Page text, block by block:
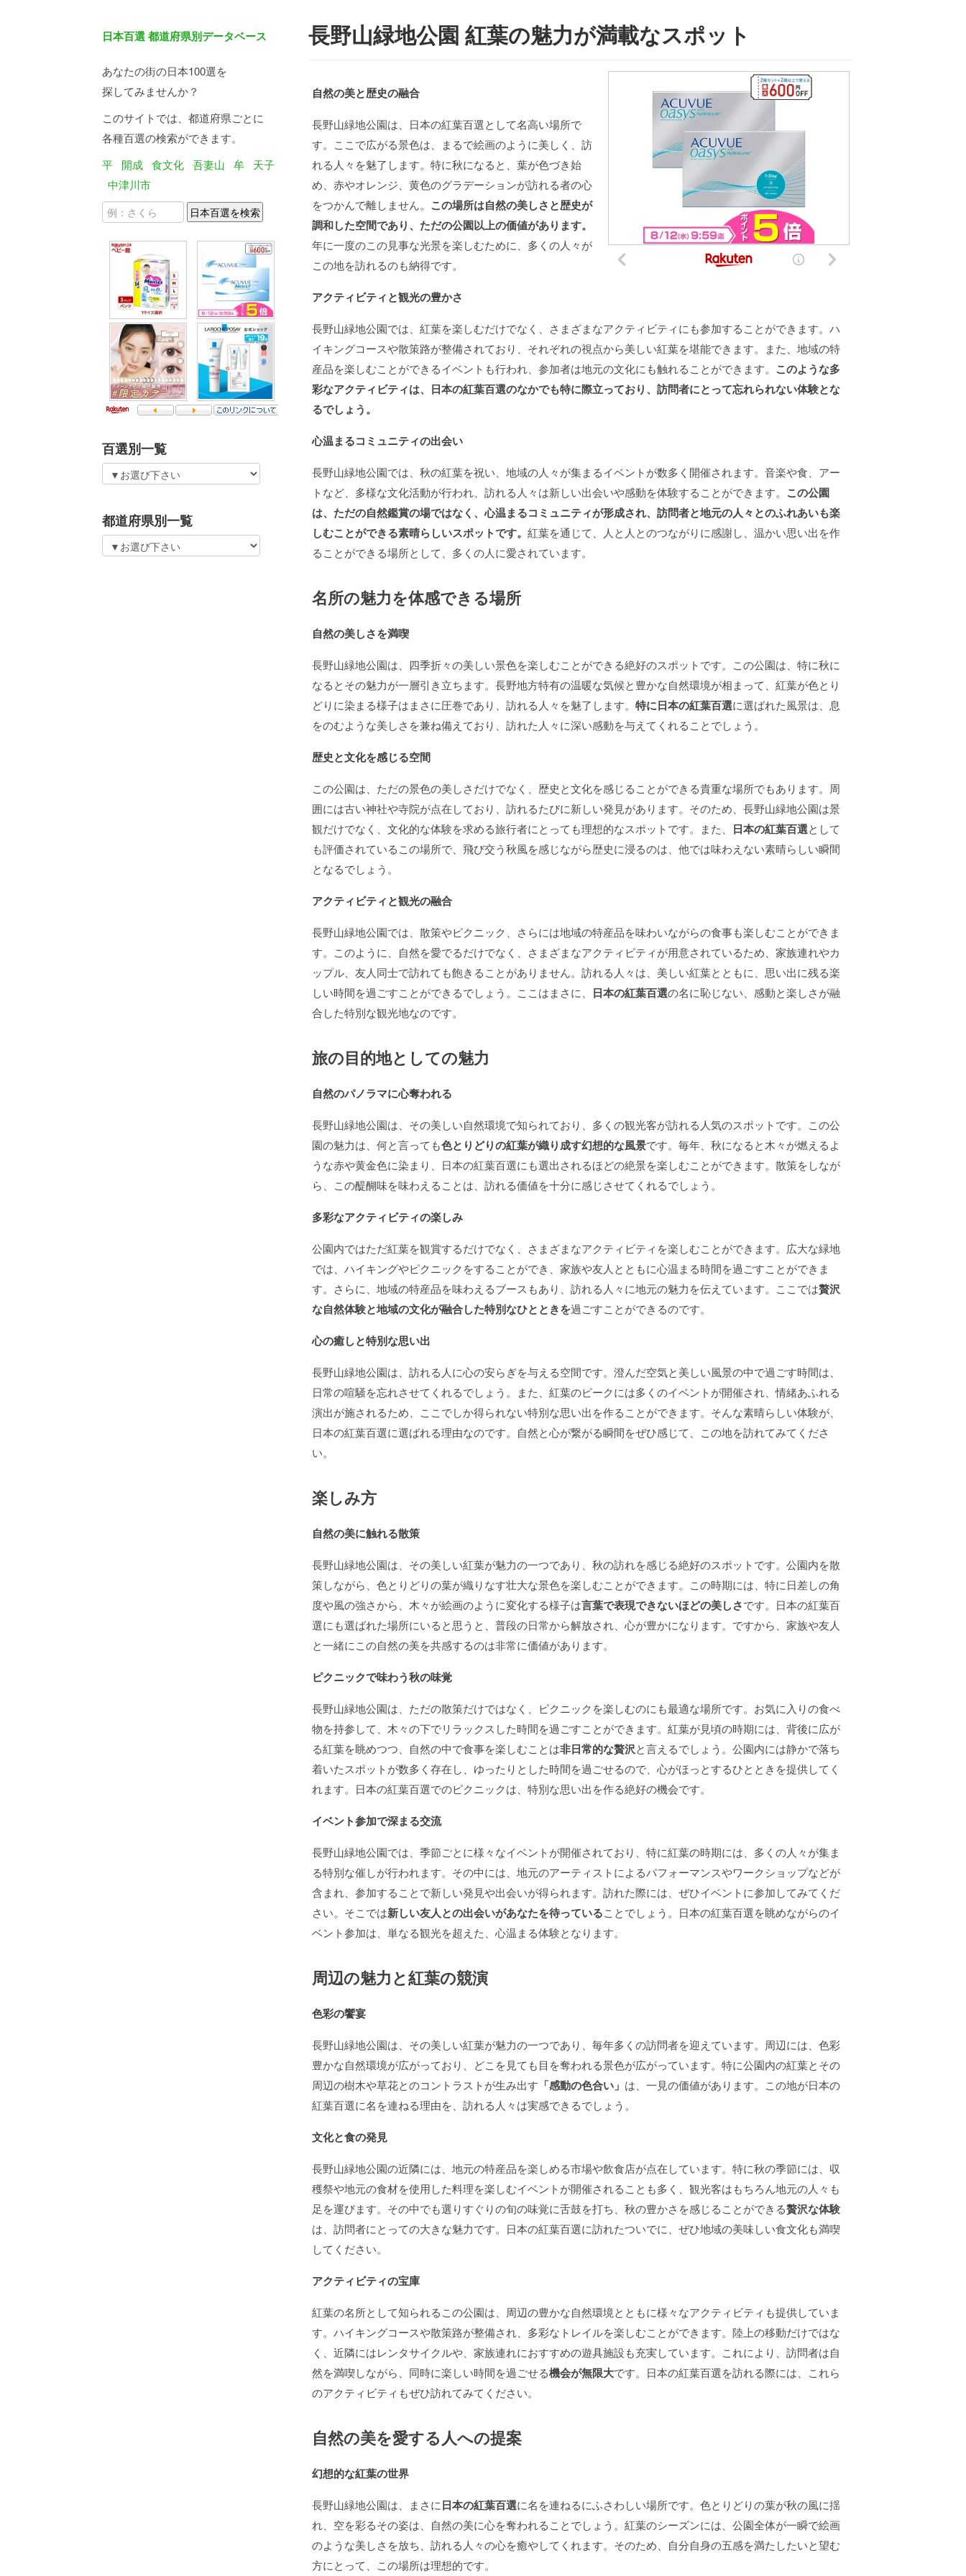
日本百選 都道府県別データベース
あなたの街の日本100選を
探してみませんか？
このサイトでは、都道府県ごとに
各種百選の検索ができます。
平
開成 食文化 吾妻山 牟
天子
中津川市
百選別一覧
都道府県別一覧
長野山緑地公園 紅葉の魅力が満載なスポット
自然の美と歴史の融合
長野山緑地公園は、日本の紅葉百選として名高い場所で
す。ここで広がる景色は、まるで絵画のように美しく、訪
れる人々を魅了します。特に秋になると、葉が色づき始
め、赤やオレンジ、黄色のグラデーションが訪れる者の心
をつかんで離しません。 この場所は自然の美しさと歴史が
調和した空間であり、ただの公園以上の価値があります。
年に一度のこの見事な光景を楽しむために、多くの人々が
この地を訪れるのも納得です。
アクティビティと観光の豊かさ
長野山緑地公園では、紅葉を楽しむだけでなく、さまざまなアクティビティにも参加することができます。ハ
イキングコースや散策路が整備されており、それぞれの視点から美しい紅葉を堪能できます。また、地域の特
産品を楽しむことができるイベントも行われ、参加者は地元の文化にも触れることができます。 このような多
彩なアクティビティは、日本の紅葉百選のなかでも特に際立っており、訪問者にとって忘れられない体験とな
るでしょう。
心温まるコミュニティの出会い
長野山緑地公園では、秋の紅葉を祝い、地域の人々が集まるイベントが数多く開催されます。音楽や食、アー
トなど、多様な文化活動が行われ、訪れる人々は新しい出会いや感動を体験することができます。 この公園
は、ただの自然鑑賞の場ではなく、心温まるコミュニティが形成され、訪問者と地元の人々とのふれあいも楽
しむことができる素晴らしいスポットです。 紅葉を通じて、人と人とのつながりに感謝し、温かい思い出を作
ることができる場所として、多くの人に愛されています。
名所の魅力を体感できる場所
自然の美しさを満喫
長野山緑地公園は、四季折々の美しい景色を楽しむことができる絶好のスポットです。この公園は、特に秋に
なるとその魅力が一層引き立ちます。長野地方特有の温暖な気候と豊かな自然環境が相まって、紅葉が色とり
どりに染まる様子はまさに圧巻であり、訪れる人々を魅了します。 特に日本の紅葉百選に選ばれた風景は、息
をのむような美しさを兼ね備えており、訪れた人々に深い感動を与えてくれることでしょう。
歴史と文化を感じる空間
この公園は、ただの景色の美しさだけでなく、歴史と文化を感じることができる貴重な場所でもあります。周
囲には古い神社や寺院が点在しており、訪れるたびに新しい発見があります。そのため、長野山緑地公園は景
観だけでなく、文化的な体験を求める旅行者にとっても理想的なスポットです。また、
日本の紅葉百選として
も評価されているこの場所で、飛び交う秋風を感じながら歴史に浸るのは、他では味わえない素晴らしい瞬間
となるでしょう。
アクティビティと観光の融合
長野山緑地公園では、散策やピクニック、さらには地域の特産品を味わいながらの食事も楽しむことができま
す。このように、自然を愛でるだけでなく、さまざまなアクティビティが用意されているため、家族連れやカ
ップル、友人同士で訪れても飽きることがありません。訪れる人々は、美しい紅葉とともに、思い出に残る楽
しい時間を過ごすことができるでしょう。ここはまさに、
日本の紅葉百選の名に恥じない、感動と楽しさが融
合した特別な観光地なのです。
旅の目的地としての魅力
自然のパノラマに心奪われる
長野山緑地公園は、その美しい自然環境で知られており、多くの観光客が訪れる人気のスポットです。この公
園の魅力は、何と言っても色とりどりの紅葉が織り成す幻想的な風景です。毎年、秋になると木々が燃えるよ
うな赤や黄金色に染まり、日本の紅葉百選にも選出されるほどの絶景を楽しむことができます。散策をしなが
ら、この醍醐味を味わえることは、訪れる価値を十分に感じさせてくれるでしょう。
多彩なアクティビティの楽しみ
公園内ではただ紅葉を観賞するだけでなく、さまざまなアクティビティを楽しむことができます。広大な緑地
では、ハイキングやピクニックをすることができ、家族や友人とともに心温まる時間を過ごすことができま
す。さらに、地域の特産品を味わえるブースもあり、訪れる人々に地元の魅力を伝えています。ここでは贅沢
な自然体験と地域の文化が融合した特別なひとときを過ごすことができるのです。
心の癒しと特別な思い出
長野山緑地公園は、訪れる人に心の安らぎを与える空間です。澄んだ空気と美しい風景の中で過ごす時間は、
日常の喧騒を忘れさせてくれるでしょう。また、紅葉のピークには多くのイベントが開催され、情緒あふれる
演出が施されるため、ここでしか得られない特別な思い出を作ることができます。そんな素晴らしい体験が、
日本の紅葉百選に選ばれる理由なのです。自然と心が繋がる瞬間をぜひ感じて、この地を訪れてみてくださ
い。
楽しみ方
自然の美に触れる散策
長野山緑地公園は、その美しい紅葉が魅力の一つであり、秋の訪れを感じる絶好のスポットです。公園内を散
策しながら、色とりどりの葉が織りなす壮大な景色を楽しむことができます。この時期には、特に日差しの角
度や風の強さから、木々が絵画のように変化する様子は言葉で表現できないほどの美しさです。日本の紅葉百
選にも選ばれた場所にいると思うと、普段の日常から解放され、心が豊かになります。ですから、家族や友人
と一緒にこの自然の美を共感するのは非常に価値があります。
ピクニックで味わう秋の味覚
長野山緑地公園は、ただの散策だけではなく、ピクニックを楽しむのにも最適な場所です。お気に入りの食べ
物を持参して、木々の下でリラックスした時間を過ごすことができます。紅葉が見頃の時期には、背後に広が
る紅葉を眺めつつ、自然の中で食事を楽しむことは非日常的な贅沢と言えるでしょう。公園内には静かで落ち
着いたスポットが数多く存在し、ゆったりとした時間を過ごせるので、心がほっとするひとときを提供してく
れます。日本の紅葉百選でのピクニックは、特別な思い出を作る絶好の機会です。
イベント参加で深まる交流
長野山緑地公園では、季節ごとに様々なイベントが開催されており、特に紅葉の時期には、多くの人々が集ま
る特別な催しが行われます。その中には、地元のアーティストによるパフォーマンスやワークショップなどが
含まれ、参加することで新しい発見や出会いが得られます。訪れた際には、ぜひイベントに参加してみてくだ
さい。そこでは新しい友人との出会いがあなたを待っていることでしょう。日本の紅葉百選を眺めながらのイ
ベント参加は、単なる観光を超えた、心温まる体験となります。
周辺の魅力と紅葉の競演
色彩の饗宴
長野山緑地公園は、その美しい紅葉が魅力の一つであり、毎年多くの訪問者を迎えています。周辺には、色彩
豊かな自然環境が広がっており、どこを見ても目を奪われる景色が広がっています。特に公園内の紅葉とその
周辺の樹木や草花とのコントラストが生み出す 「感動の色合い」 は、一見の価値があります。この地が日本の
紅葉百選に名を連ねる理由を、訪れる人々は実感できるでしょう。
文化と食の発見
長野山緑地公園の近隣には、地元の特産品を楽しめる市場や飲食店が点在しています。特に秋の季節には、収
穫祭や地元の食材を使用した料理を楽しむイベントが開催されることも多く、観光客はもちろん地元の人々も
足を運びます。その中でも選りすぐりの旬の味覚に舌鼓を打ち、秋の豊かさを感じることができる贅沢な体験
は、訪問者にとっての大きな魅力です。日本の紅葉百選に訪れたついでに、ぜひ地域の美味しい食文化も満喫
してください。
アクティビティの宝庫
紅葉の名所として知られるこの公園は、周辺の豊かな自然環境とともに様々なアクティビティも提供していま
す。ハイキングコースや散策路が整備され、多彩なトレイルを楽しむことができます。陸上の移動だけではな
く、近隣にはレンタサイクルや、家族連れにおすすめの遊具施設も充実しています。これにより、訪問者は自
然を満喫しながら、同時に楽しい時間を過ごせる機会が無限大です。日本の紅葉百選を訪れる際には、これら
のアクティビティもぜひ訪れてみてください。
自然の美を愛する人への提案
幻想的な紅葉の世界
長野山緑地公園は、まさに日本の紅葉百選に名を連ねるにふさわしい場所です。色とりどりの葉が秋の風に揺
れ、空を彩るその姿は、自然の美に心を奪われることでしょう。紅葉のシーズンには、公園全体が一瞬で絵画
のような美しさを放ち、訪れる人々の心を癒やしてくれます。そのため、自分自身の五感を満たしたいと望む
方にとって、この場所は理想的です。